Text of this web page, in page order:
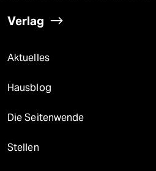
Verlag
Aktuelles
Hausblog
Die Seitenwende
Stellen